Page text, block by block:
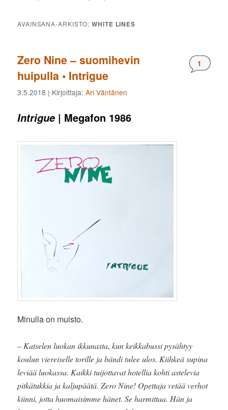
AVAINSANA-ARKISTO:WHITE LINES
Zero Nine – suomihevin
huipulla • Intrigue
1
3.5.2018 | Kirjoittaja:Ari Väntänen
Intrigue | Megafon 1986
Minulla on muisto.
– Katselen luokan ikkunasta, kun keikkabussi pysähtyy
koulun viereiselle torille ja bändi tulee ulos. Kiihkeä supina
leviää luokassa. Kaikki tuijottavat hotellia kohti astelevia
pitkätukkia ja kaljupäätä. Zero Nine! Opettaja vetää verhot
kiinni, jotta huomaisimme hänet. Se harmittaa. Hän ja